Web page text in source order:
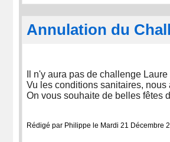
Annulation du
Il n'y aura pas de challenge
Vu les conditions sanitaires,
On vous souhaite de belles fêtes
Rédigé par Philippe le Mardi 21 Décembre